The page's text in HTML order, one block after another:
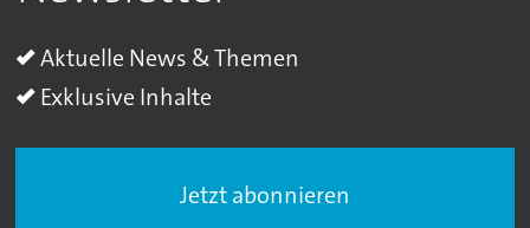
Aktuelle News & Themen
Exklusive Inhalte
Jetzt abonnieren